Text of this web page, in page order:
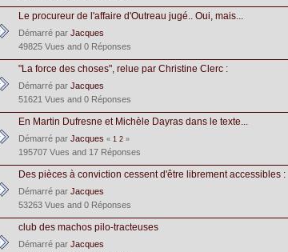
Le procureur de l'affaire d'Outreau jugé.. Oui, mais...
Démarré parJacques
49825 Vues and 0 Réponses
"La force des choses", relue par Christine Clerc :
Démarré parJacques
51621 Vues and 0 Réponses
En Martin Dufresne et Michèle Dayras dans le texte...
Démarré parJacques «1 2 »
195707 Vues and 17 Réponses
Des pièces à conviction cessent d'être librement accessibles :
Démarré parJacques
53263 Vues and 0 Réponses
club des machos pilo-tracteuses
Démarré parJacques